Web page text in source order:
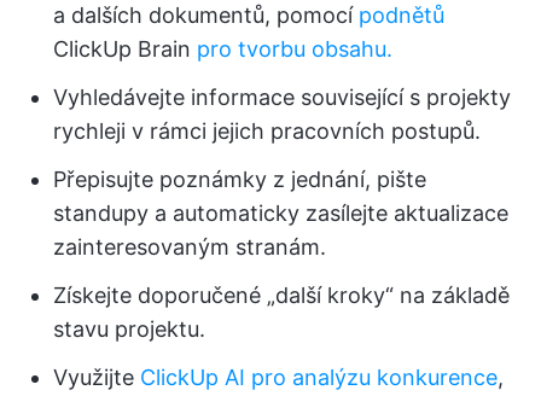
a dalších dokumentů, pomocí podnětů
ClickUp Brain pro tvorbu obsahu.
Vyhledávejte informace související s projekty
rychleji v rámci jejich pracovních postupů.
Přepisujte poznámky z jednání, pište
standupy a automaticky zasílejte aktualizace
zainteresovaným stranám.
Získejte doporučené „další kroky“ na základě
stavu projektu.
Využijte ClickUp AI pro analýzu konkurence,